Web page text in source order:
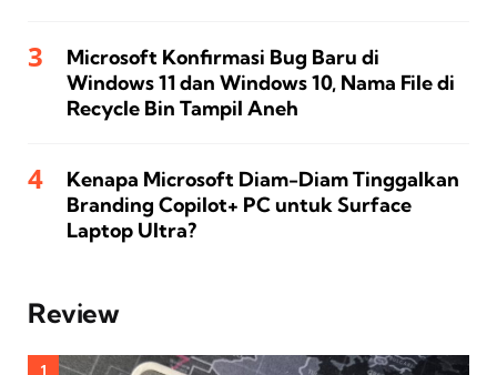
Microsoft Konfirmasi Bug Baru di
Windows 11 dan Windows 10, Nama File di
Recycle Bin Tampil Aneh
Kenapa Microsoft Diam-Diam Tinggalkan
Branding Copilot+ PC untuk Surface
Laptop Ultra?
Review